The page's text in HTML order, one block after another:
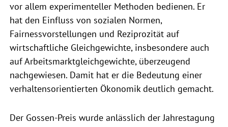
vor allem experimenteller Methoden bedienen. Er
hat den Einfluss von sozialen Normen,
Fairnessvorstellungen und Reziprozität auf
wirtschaftliche Gleichgewichte, insbesondere auch
auf Arbeitsmarktgleichgewichte, überzeugend
nachgewiesen. Damit hat er die Bedeutung einer
verhaltensorientierten Ökonomik deutlich gemacht.
Der Gossen-Preis wurde anlässlich der Jahrestagung